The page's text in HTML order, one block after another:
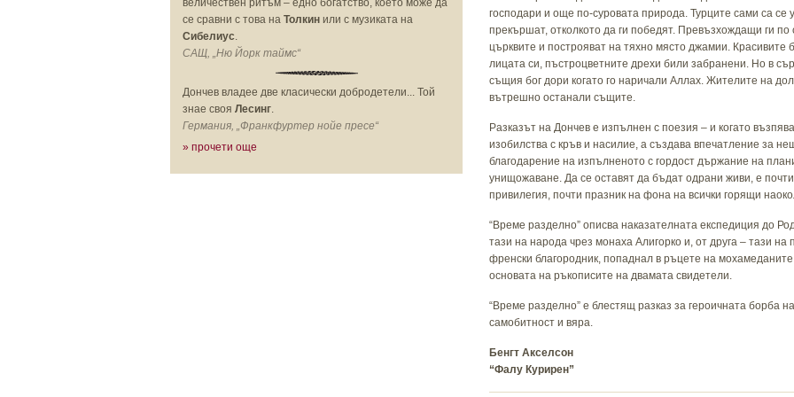
величествен ритъм – едно богатство, което може да
се сравни с това на Толкин или с музиката на
Сибелиус.
САЩ, „Ню Йорк таймс“
Дончев владее две класически добродетели... Той
знае своя Лесинг.
Германия, „Франкфуртер нойе пресе“
» прочети още
господари и още по-суровата природа. Турците сами са се
прекършат, отколкото да ги победят. Превъзхождащи ги по
църквите и построяват на тяхно място джамии. Красивите
лицата си, пъстроцветните дрехи били забранени. Но в
същия бог дори когато го наричали Аллах. Жителите на
вътрешно останали същите.
Разказът на Дончев е изпълнен с поезия – и когато
изобилства с кръв и насилие, а създава впечатление за
благодарение на изпълненото с гордост държание на
унищожаване. Да се оставят да бъдат одрани живи, е
привилегия, почти празник на фона на всички горящи
“Време разделно” описва наказателната експедиция до
тази на народа чрез монаха Алигорко и, от друга – тази
френски благородник, попаднал в ръцете на
основата на ръкописите на двамата свидетели.
“Време разделно” е блестящ разказ за героичната борба
самобитност и вяра.
Бенгт Акселсон
“Фалу Курирен”